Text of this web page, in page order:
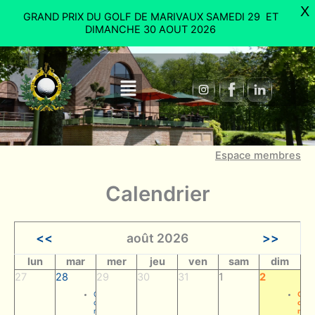
X
GRAND PRIX DU GOLF DE MARIVAUX SAMEDI 29 ET
DIMANCHE 30 AOUT 2026
Menu
Espace membres
Calendrier
<< août 2026 >>
lun mar mer jeu ven sam
dim
27
28
C
o
m
29 30 31 1 2
C
o
m